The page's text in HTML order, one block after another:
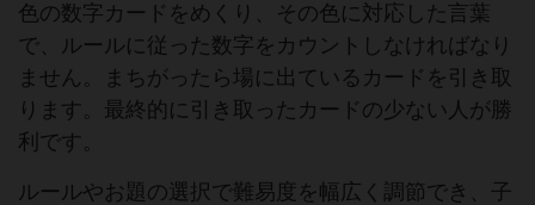
色の数字カードをめくり、その色に対応した言葉
で、ルールに従った数字をカウントしなければなり
ません。まちがったら場に出ているカードを引き取
ります。最終的に引き取ったカードの少ない人が勝
利です。
ルールやお題の選択で難易度を幅広く調節でき、子